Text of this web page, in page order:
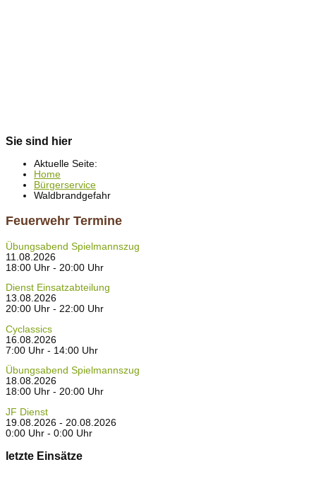
Sie sind hier
Aktuelle Seite:
Home
Bürgerservice
Waldbrandgefahr
Feuerwehr Termine
Übungsabend Spielmannszug
11.08.2026
18:00 Uhr - 20:00 Uhr
Dienst Einsatzabteilung
13.08.2026
20:00 Uhr - 22:00 Uhr
Cyclassics
16.08.2026
7:00 Uhr - 14:00 Uhr
Übungsabend Spielmannszug
18.08.2026
18:00 Uhr - 20:00 Uhr
JF Dienst
19.08.2026 - 20.08.2026
0:00 Uhr - 0:00 Uhr
letzte Einsätze